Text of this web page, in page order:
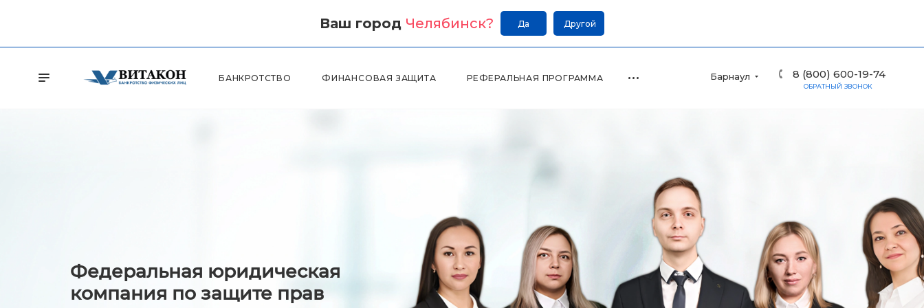
Ваш город Челябинск? Да Другой
Барнаул 8 (800) 600-19-74
БАНКРОТСТВО ФИНАНСОВАЯ ЗАЩИТА РЕФЕРАЛЬНАЯ ПРОГРАММА
ОБРАТНЫЙ ЗВОНОК
Федеральная юридическая
компания по защите прав